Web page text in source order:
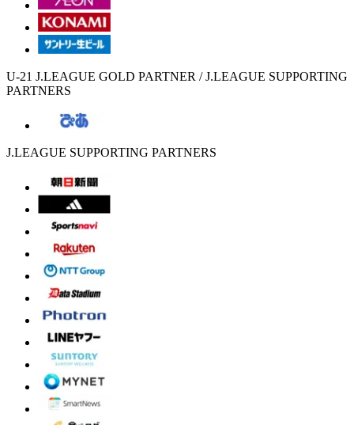
U-21 J.LEAGUE GOLD PARTNER / J.LEAGUE SUPPORTING
PARTNERS
J.LEAGUE SUPPORTING PARTNERS